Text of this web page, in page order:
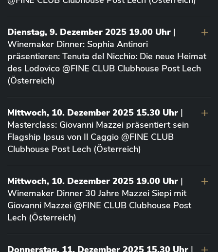
Dienstag, 9. Dezember 2025 19.00 Uhr |
Winemaker Dinner: Sophia Antinori
präsentieren: Tenuta del Nicchio: Die neue Heimat
des Lodovico @FINE CLUB Clubhouse Post Lech
(Österreich)
Mittwoch, 10. Dezember 2025 15.30 Uhr |
Masterclass: Giovanni Mazzei präsentiert sein
Flagship Ipsus von Il Caggio @FINE CLUB
Clubhouse Post Lech (Österreich)
Mittwoch, 10. Dezember 2025 19.00 Uhr |
Winemaker Dinner 30 Jahre Mazzei Siepi mit
Giovanni Mazzei @FINE CLUB Clubhouse Post
Lech (Österreich)
Donnerstag, 11. Dezember 2025 15.30 Uhr |